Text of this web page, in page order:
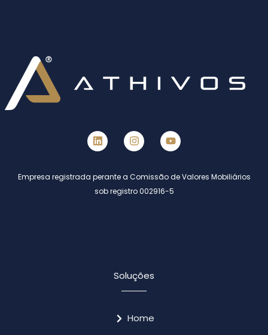
Empresa registrada perante a Comissão de Valores Mobiliários
sob registro 002916-5
Soluções
Home